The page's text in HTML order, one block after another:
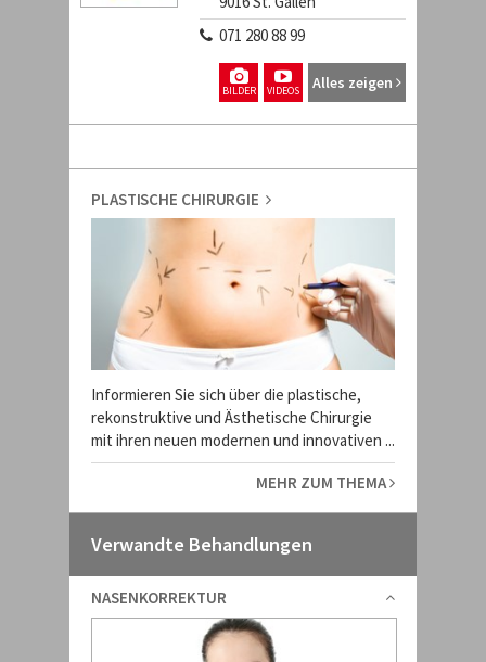
071 280 88 99
Alles zeigen
VIDEOS
BILDER
PLASTISCHE CHIRURGIE
Informieren Sie sich über die plastische,
rekonstruktive und Ästhetische Chirurgie
mit ihren neuen modernen und innovativen ...
MEHR ZUM THEMA
Verwandte Behandlungen
NASENKORREKTUR